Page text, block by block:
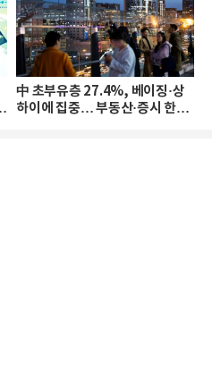
中 초부유층 27.4%, 베이징·상
하이에 집중… 부동산·증시 한파